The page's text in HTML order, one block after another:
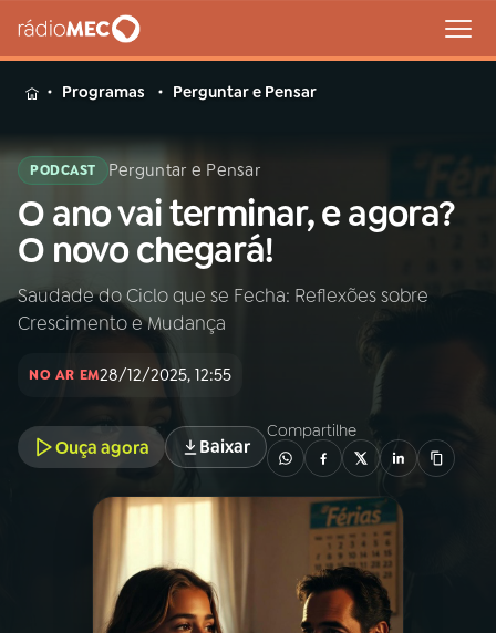
MENU
Buscar
na
Rádio
MEC
Buscar
Início
INÍCIO
PROGRAMAÇÃO
PROGRAMAS
Programas Perguntar e Pensar
PODCAST Perguntar e Pensar
O ano vai terminar, e agora?
O novo chegará!
Saudade do Ciclo que se Fecha: Reflexões sobre
Crescimento e Mudança
NO AR EM28/12/2025, 12:55
Ouça agora Baixar
Compartilhe